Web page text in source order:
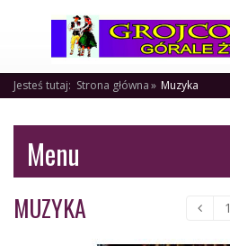
Jesteś tutaj: Strona główna Muzyka
Menu
MUZYKA 1